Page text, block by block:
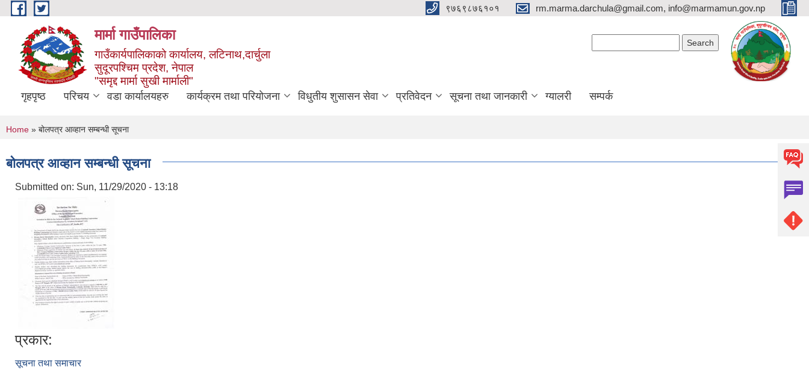
Skip to main content ९७६९८७६१०१ rm.marma.darchula@gmail.com, info@marmamun.gov.np
मार्मा गाउँपालिका
गाउँकार्यपालिकाको कार्यालय, लटिनाथ,दार्चुला
सुदूरपश्चिम प्रदेश, नेपाल
"समृद्द मार्मा सुखी मार्माली"
गृहपृष्ठ परिचय वडा कार्यालयहरु कार्यक्रम तथा परियोजना विधुतीय शुसासन सेवा प्रतिवेदन सूचना तथा जानकारी ग्यालरी सम्पर्क
You are here
Home » बोलपत्र आव्हान सम्बन्धी सूचना
बोलपत्र आव्हान सम्बन्धी सूचना
Submitted on: Sun, 11/29/2020 - 13:18
प्रकार:
सूचना तथा समाचार